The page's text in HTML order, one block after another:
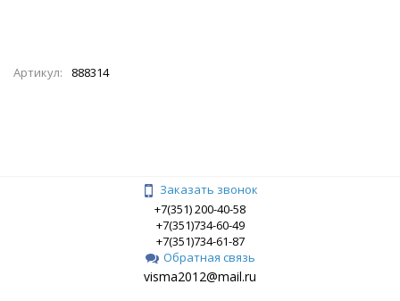
Артикул: 888314
Заказать звонок
+7(351) 200-40-58
+7(351)734-60-49
+7(351)734-61-87
Обратная связь
visma2012@mail.ru